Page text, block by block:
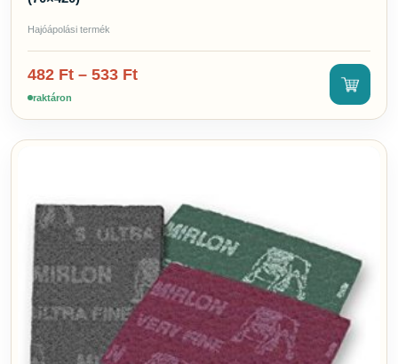
Hajóápolási termék
482 Ft – 533 Ft
raktáron